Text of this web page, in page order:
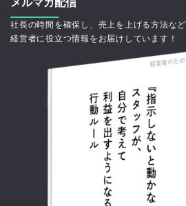
社長の時間を確保し、売上を上げる方法など
経営者に役立つ情報をお届けしています！